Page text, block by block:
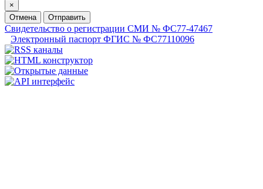
×
Отмена
Отправить
Свидетельство о регистрации СМИ № ФС77-47467
Электронный паспорт ФГИС № ФС77110096